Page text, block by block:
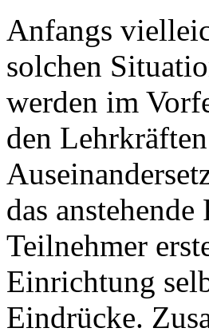
Anfangs
solchen
werden im
den
das
Teilnehmer
Einrichtung
Eindrücke.